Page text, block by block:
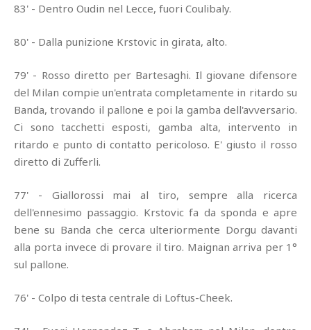
83' - Dentro Oudin nel Lecce, fuori Coulibaly.
80' - Dalla punizione Krstovic in girata, alto.
79' - Rosso diretto per Bartesaghi. Il giovane difensore
del Milan compie un'entrata completamente in ritardo su
Banda, trovando il pallone e poi la gamba dell'avversario.
Ci sono tacchetti esposti, gamba alta, intervento in
ritardo e punto di contatto pericoloso. E' giusto il rosso
diretto di Zufferli.
77' - Giallorossi mai al tiro, sempre alla ricerca
dell'ennesimo passaggio. Krstovic fa da sponda e apre
bene su Banda che cerca ulteriormente Dorgu davanti
alla porta invece di provare il tiro. Maignan arriva per 1°
sul pallone.
76' - Colpo di testa centrale di Loftus-Cheek.